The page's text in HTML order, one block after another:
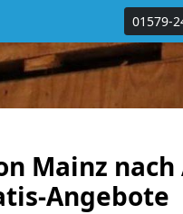
01579-
Mainz
Angebote